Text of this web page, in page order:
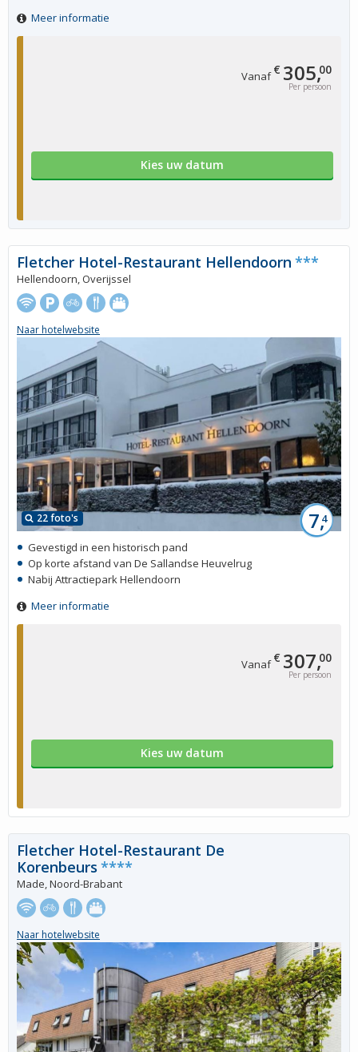
Vanaf€ 305,00
Per persoon
Kies uw datum
Meer informatie
Vanaf€ 307,00
Per persoon
Kies uw datum
22 foto's 7,4
Fletcher Hotel-Restaurant Hellendoorn ***
Hellendoorn, Overijssel
Naar hotelwebsite
Gevestigd in een historisch pand
Op korte afstand van De Sallandse Heuvelrug
Nabij Attractiepark Hellendoorn
Meer informatie
Fletcher Hotel-Restaurant De
Korenbeurs ****
Made, Noord-Brabant
Naar hotelwebsite